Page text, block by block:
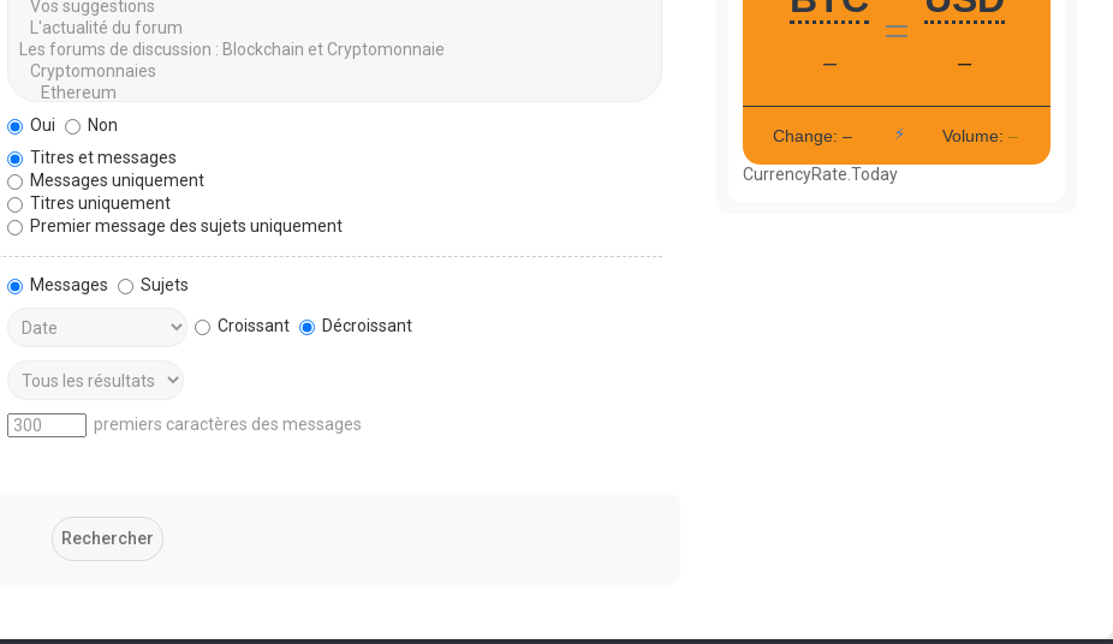
Oui
Non
Titres et messages
Messages uniquement
Titres uniquement
Premier message des sujets uniquement
Messages
Sujets
Croissant Décroissant
premiers caractères des messages
CurrencyRate.Today